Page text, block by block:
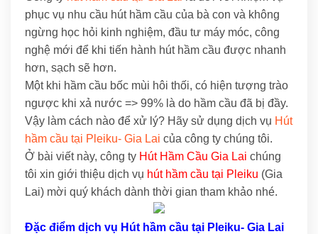
phục vụ nhu cầu hút hầm cầu của bà con và không
ngừng học hỏi kinh nghiệm, đầu tư máy móc, công
nghệ mới để khi tiến hành hút hầm cầu được nhanh
hơn, sạch sẽ hơn.
Một khi hầm cầu bốc mùi hôi thối, có hiện tượng trào
ngược khi xả nước => 99% là do hầm cầu đã bị đầy.
Vậy làm cách nào để xử lý? Hãy sử dụng dịch vụ Hút
hầm cầu tại Pleiku- Gia Lai của công ty chúng tôi.
Ở bài viết này, công ty Hút Hầm Cầu Gia Lai chúng
tôi xin giới thiệu dịch vụ hút hầm cầu tại Pleiku (Gia
Lai) mời quý khách dành thời gian tham khảo nhé.
Đặc điểm dịch vụ Hút hầm cầu tại Pleiku- Gia Lai